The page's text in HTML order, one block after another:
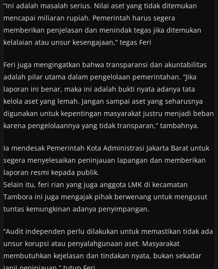
“Ini adalah masalah serius. Nilai aset yang tidak ditemukan
mencapai miliaran rupiah. Pemerintah harus segera
memberikan penjelasan dan menindak tegas jika ditemukan
kelalaian atau unsur kesengajaan,” tegas Feri
Feri juga mengingatkan bahwa transparansi dan akuntabilitas
adalah pilar utama dalam pengelolaan pemerintahan. “Jika
laporan ini benar, maka ini adalah bukti nyata adanya tata
kelola aset yang lemah. Jangan sampai aset yang seharusnya
digunakan untuk kepentingan masyarakat justru menjadi beban
karena pengelolaannya yang tidak transparan,” tambahnya.
Ia mendesak Pemerintah Kota Administrasi Jakarta Barat untuk
segera menyelesaikan peninjauan lapangan dan memberikan
laporan resmi kepada publik.
Selain itu, feri rian yang juga anggota LMK di kecamatan
Tambora ini juga mengajak pihak berwenang untuk mengusut
tuntas kemungkinan adanya penyimpangan.
“Audit independen perlu dilakukan untuk memastikan tidak ada
unsur korupsi atau penyalahgunaan aset. Masyarakat
membutuhkan kejelasan dan tindakan nyata, bukan sekadar